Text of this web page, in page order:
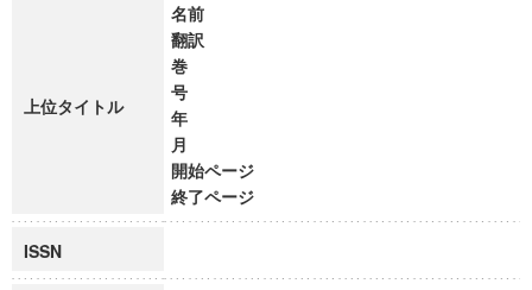
上位タイトル
名前
翻訳
巻
号
年
月
開始ページ
終了ページ
ISSN